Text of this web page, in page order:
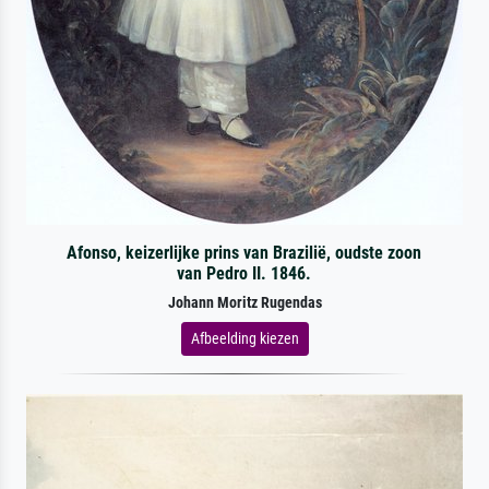
Afonso, keizerlijke prins van Brazilië, oudste zoon
van Pedro II. 1846.
Johann Moritz Rugendas
Afbeelding kiezen